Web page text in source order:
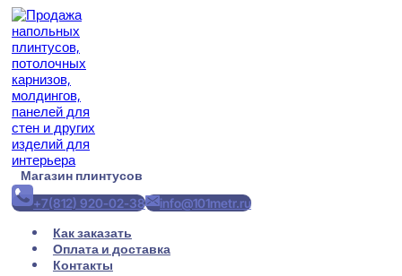
Перейти
содержимому
Магазин плинтусов
+7(812) 920-02-38
info@101metr.ru
Как заказать
Оплата и доставка
Контакты